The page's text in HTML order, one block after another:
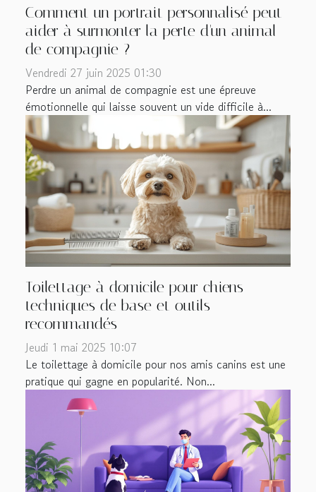
Comment un portrait personnalisé peut
aider à surmonter la perte d'un animal
de compagnie ?
Vendredi 27 juin 2025 01:30
Perdre un animal de compagnie est une épreuve
émotionnelle qui laisse souvent un vide difficile à...
Toilettage à domicile pour chiens
techniques de base et outils
recommandés
Jeudi 1 mai 2025 10:07
Le toilettage à domicile pour nos amis canins est une
pratique qui gagne en popularité. Non...